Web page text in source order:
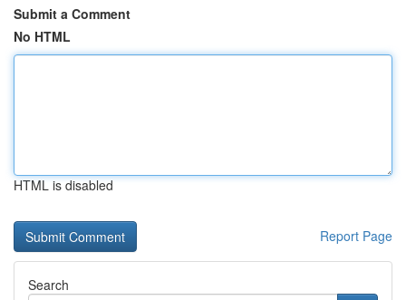
Submit a Comment
No HTML
HTML is disabled
Report Page
Search